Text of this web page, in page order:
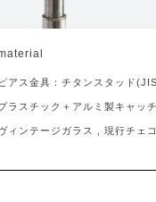
ピアス金具：チタンスタッド
ラスチック＋アルミ製キャッ
ィンテージガラス , 現行チェ